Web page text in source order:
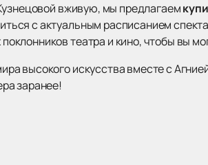
вживую, мы предлагаем
с актуальным расписанием
театра и кино, чтобы вы
высокого искусства вместе с
заранее!